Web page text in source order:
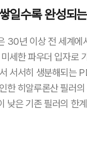
일수록 완성되
30년 이상 전 세계
세한 파우더 입자로
서서히 생분해되는
한 히알루론산 필러의
낮은 기존 필러의 한